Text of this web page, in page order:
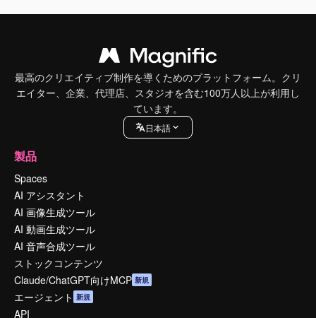
最高のクリエイティブ制作を導くためのプラットフォーム。クリ
エイター、企業、代理店、スタジオを含む100万人以上が利用し
ています。
日本語
製品
Spaces
AI アシスタント
AI 画像生成ツール
AI 動画生成ツール
AI 音声合成ツール
ストックコンテンツ
Claude/ChatGPT向けMCP 新規
エージェント 新規
API